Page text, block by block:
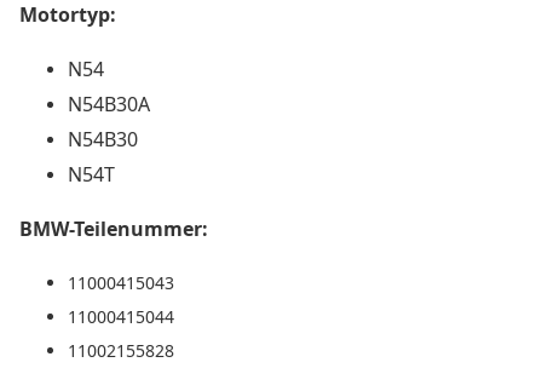
Motortyp:
N54
N54B30A
N54B30
N54T
BMW-Teilenummer:
11000415043
11000415044
11002155828